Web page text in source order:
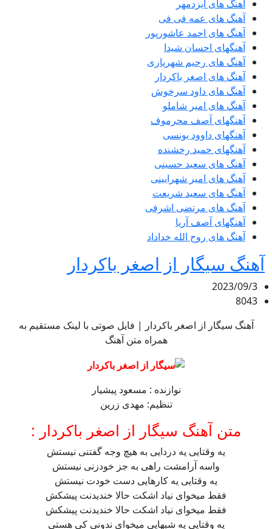
آهنگ های ایزدمهر
آهنگ های عمه فی فی
آهنگ های احمد عاشورپور
آهنگهای احسان شیدا
آهنگ های رحیم شهریاری
آهنگ های اصغر باکردار
آهنگ های داود سرخوش
آهنگ های امیر شاملو
آهنگهای آصف محرموف
آهنگهای داوود یونسی
آهنگهای حمید رخشنده
آهنگ های سعید حسینی
آهنگ های امیر شهرایینی
آهنگ های سعید شریعت
آهنگ های مرتضی اشرفی
آهنگهای آصف آریا
آهنگ های روح الله خداداد
آهنگ سیگار از اصغر باکردار
2023/09/3
8043
آهنگ سیگار از اصغر باکردار | فایل صوتی با لینک مستقیم به
همراه متن آهنگ
نوازنده : مسعود پیشیار
تنظیم: مهدی زرین
متن آهنگ سیگار از اصغر باکردار :
یه وقتایی یه دردایی به هیچ وجه گفتنی نیستش
واسه آرامشت راهی به جز خودزنی نیستش
یه وقتایی یه کارهایی دست خودت نیستش
فقط میخوای نیاد اشکت حالا خندیدنت پیشکش
فقط میخوای نیاد اشکت حالا خندیدنت پیشکش
یه وقتایی یه شبهایی میخوای ندونی کی هستی